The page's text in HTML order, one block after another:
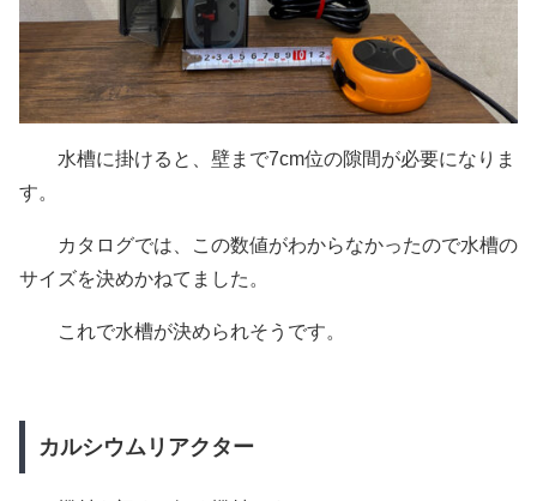
水槽に掛けると、壁まで7cm位の隙間が必要になりま
す。
カタログでは、この数値がわからなかったので水槽の
サイズを決めかねてました。
これで水槽が決められそうです。
カルシウムリアクター